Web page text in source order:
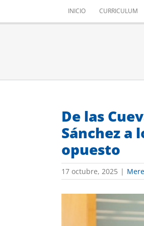
INICIO CURRICULUM
De las
Sánchez a
opuesto
17 octubre, 2025 |